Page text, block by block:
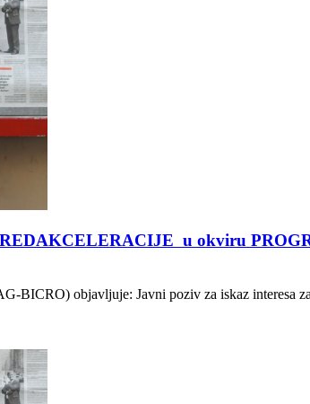
u okviru
BICRO) objavljuje: Javni poziv za iskaz